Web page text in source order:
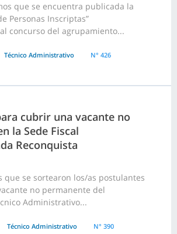
que se encuentra publicada la
Personas Inscriptas”
concurso del agrupamiento...
Técnico Administrativo N° 426
cubrir una vacante no
la Sede Fiscal
Reconquista
que se sortearon los/as postulantes
no permanente del
Administrativo...
Técnico Administrativo N° 390